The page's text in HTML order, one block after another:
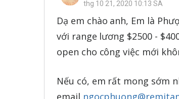
thg 10 21, 2020 10:13 SA
Dạ em chào anh, Em là
với range lương $2500 -
open cho công việc mới
Nếu có, em rất mong sớm
email